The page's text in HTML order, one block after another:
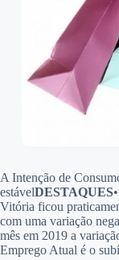
A Intenção de
estávelDESTAQUES•
Vitória ficou
com uma variação
mês em 2019 a
Emprego Atual é o